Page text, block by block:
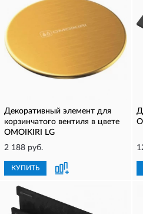
Декоративный элемент для
корзинчатого вентиля в цвете
OMOIKIRI LG
2 188 руб.
КУПИТЬ